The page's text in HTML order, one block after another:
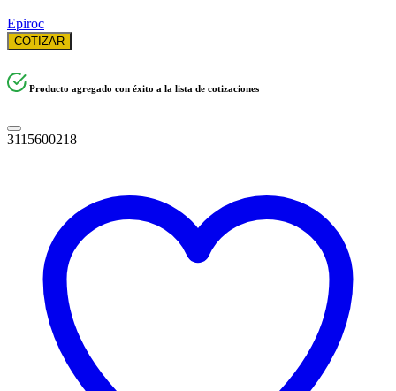
Epiroc
COTIZAR
Producto agregado con éxito a la lista de cotizaciones
3115600218